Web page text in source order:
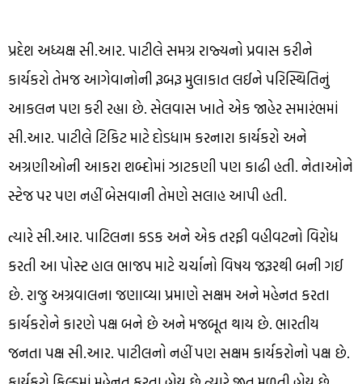
પ્રદેશ અધ્યક્ષ સી.આર. પાટીલે સમગ્ર રાજ્યનો પ્રવાસ કરીને
કાર્યકરો તેમજ આગેવાનોની રૂબરૂ મુલાકાત લઈને પરિસ્થિતિનું
આકલન પણ કરી રહ્યા છે. સેલવાસ ખાતે એક જાહેર સમારંભમાં
સી.આર. પાટીલે ટિકિટ માટે દોડધામ કરનારા કાર્યકરો અને
અગ્રણીઓની આકરા શબ્દોમાં ઝાટકણી પણ કાઢી હતી. નેતાઓને
સ્ટેજ પર પણ નહીં બેસવાની તેમણે સલાહ આપી હતી.
ત્યારે સી.આર. પાટિલના કડક અને એક તરફી વહીવટનો વિરોધ
કરતી આ પોસ્ટ હાલ ભાજપ માટે ચર્ચાનો વિષય જરૂરથી બની ગઈ
છે. રાજુ અગ્રવાલના જણાવ્યા પ્રમાણે સક્ષમ અને મહેનત કરતા
કાર્યકરોને કારણે પક્ષ બને છે અને મજબૂત થાય છે. ભારતીય
જનતા પક્ષ સી.આર. પાટીલનો નહીં પણ સક્ષમ કાર્યકરોનો પક્ષ છે.